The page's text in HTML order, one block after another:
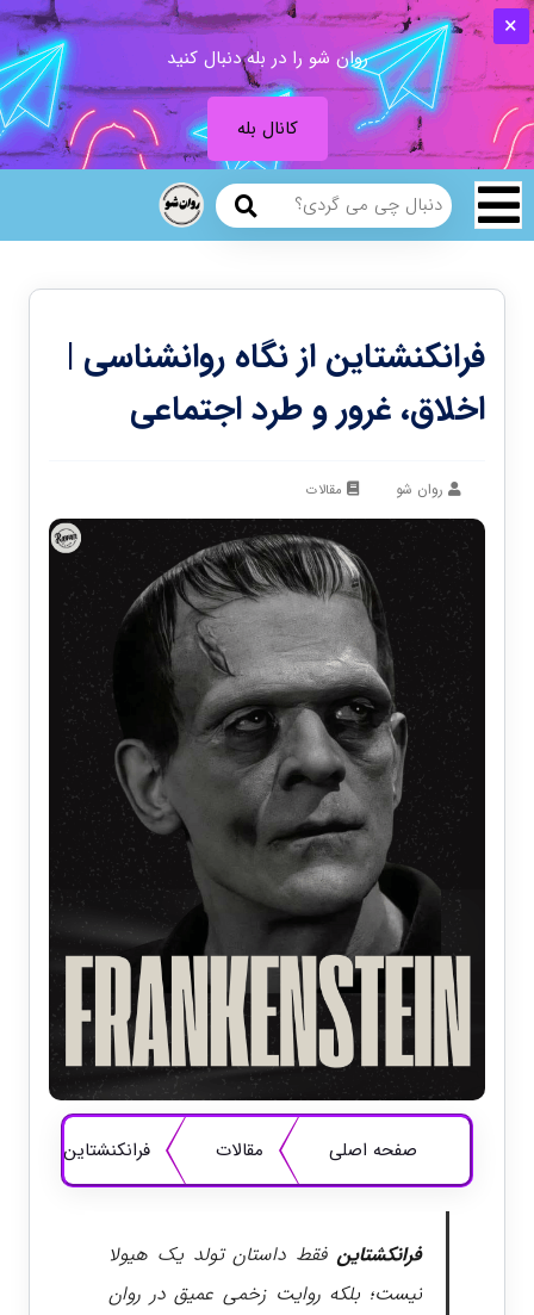
روان شو را در بله دنبال کنید
کانال بله
فرانکنشتاین از نگاه روانشناسی |
اخلاق، غرور و طرد اجتماعی
روان شو مقالات
صفحه اصلی مقالات فرانکنشتاین از
فرانکشتاینفقط داستان تولد یک هیولا
نیست؛ بلکه روایت زخمی عمیق در روان